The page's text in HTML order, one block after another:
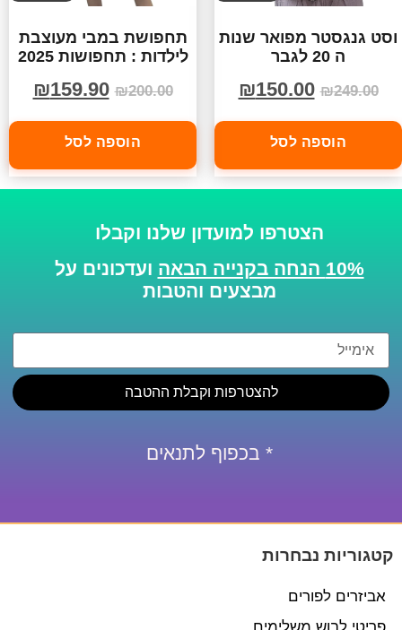
וסט גנגסטר מפואר שנות
ה 20 לגבר
₪249.00
₪150.00
הוספה לסל
תחפושת במבי מעוצבת
לילדות : תחפושות 2025
₪200.00
₪159.90
הוספה לסל
הצטרפו למועדון שלנו וקבלו
10% הנחה בקנייה הבאה
ועדכונים על
מבצעים והטבות
להצטרפות וקבלת ההטבה
* בכפוף לתנאים
קטגוריות נבחרות
אביזרים לפורים